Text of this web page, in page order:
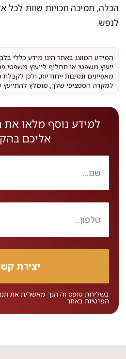
הכלה, תמיכה וזכויות שוות לכל
לנפש.
המידע המוצג באתר הינו מידע כללי
ייעוץ משפטי או תחליף לייעוץ משפטי
מאפיינים ונסיבות ייחודיות, ולכן
למקרה הספציפי שלך, מומלץ להתייעץ
למידע נוסף מלאו את
אליכם
בשליחת טופס זה הנך מאשר/ת את
הפרטיות באתר.